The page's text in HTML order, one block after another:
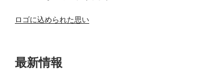
ロゴに込められた思い
最新情報